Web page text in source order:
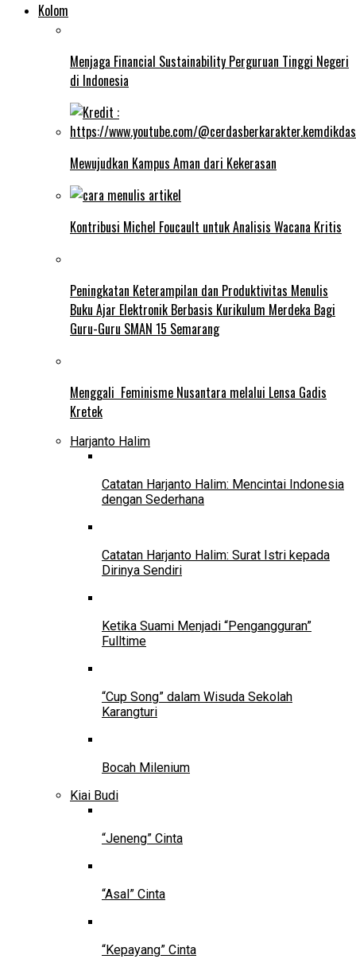
Kolom
Menjaga Financial Sustainability Perguruan Tinggi Negeri
di Indonesia
Mewujudkan Kampus Aman dari Kekerasan
Kontribusi Michel Foucault untuk Analisis Wacana Kritis
Peningkatan Keterampilan dan Produktivitas Menulis
Buku Ajar Elektronik Berbasis Kurikulum Merdeka Bagi
Guru-Guru SMAN 15 Semarang
Menggali Feminisme Nusantara melalui Lensa Gadis
Kretek
Harjanto Halim
Catatan Harjanto Halim: Mencintai Indonesia
dengan Sederhana
Catatan Harjanto Halim: Surat Istri kepada
Dirinya Sendiri
Ketika Suami Menjadi “Pengangguran”
Fulltime
“Cup Song” dalam Wisuda Sekolah
Karangturi
Bocah Milenium
Kiai Budi
“Jeneng” Cinta
“Asal” Cinta
“Kepayang” Cinta